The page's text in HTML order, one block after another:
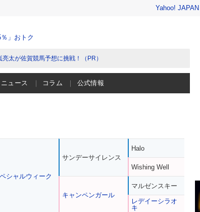
Yahoo! JAPAN
」おトク
太が佐賀競馬予想に挑戦！（PR）
ニュース コラム 公式情報
シャルウィーク
サンデーサイレンス
キャンペンガール
Halo
Wishing Well
マルゼンスキー
レデイーシラオ
キ